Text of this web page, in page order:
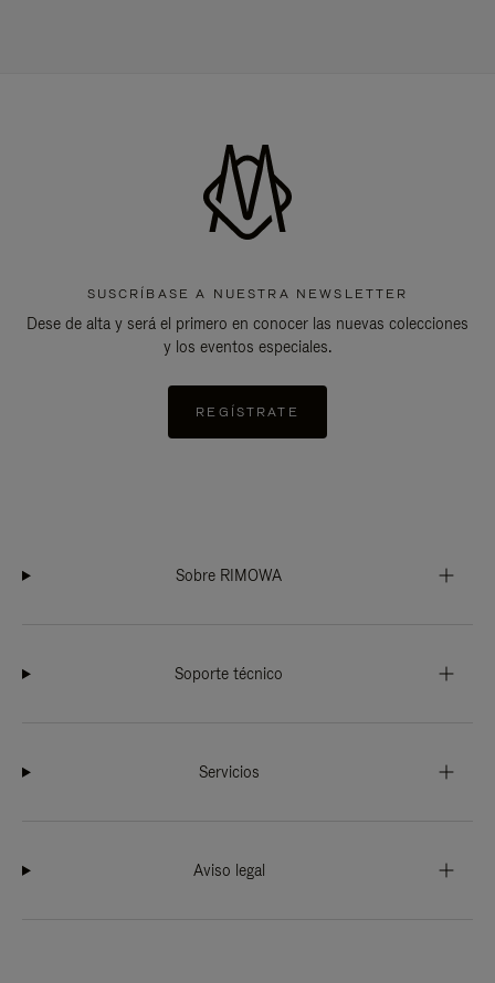
SUSCRÍBASE A NUESTRA NEWSLETTER
Dese de alta y será el primero en conocer las nuevas colecciones
y los eventos especiales.
REGÍSTRATE
Sobre RIMOWA
Soporte técnico
Servicios
Aviso legal